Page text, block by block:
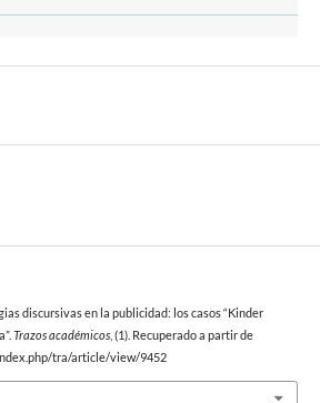
discursivas en la publicidad: los casos “Kinder
Trazos académicos, (1). Recuperado a partir de
tra/article/view/9452